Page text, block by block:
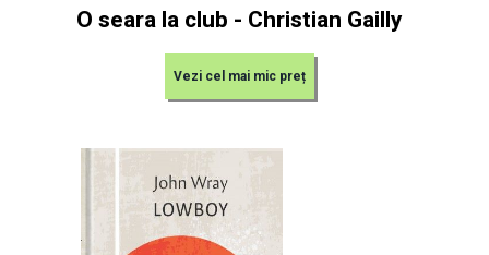
O seara la club - Christian Gailly
Vezi cel mai mic preț